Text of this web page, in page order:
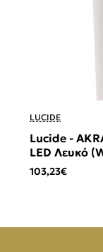
LUCIDE
Lucide -
LED Λευκό
103,23€